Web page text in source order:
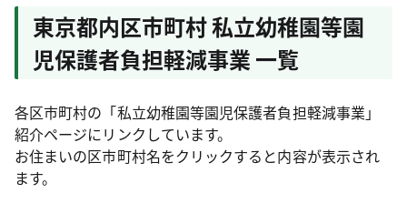
東京都内区市町村 私立幼稚園等園
児保護者負担軽減事業 一覧
各区市町村の「私立幼稚園等園児保護者負担軽減事業」
紹介ページにリンクしています。
お住まいの区市町村名をクリックすると内容が表示され
ます。